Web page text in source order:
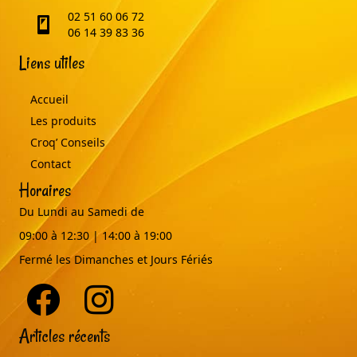
telephone02 51 60 06 72
06 14 39 83 36
Liens utiles
Accueil
Les produits
Croq’ Conseils
Contact
Horaires
Du Lundi au Samedi de
09:00 à 12:30 | 14:00 à 19:00
Fermé les Dimanches et Jours Fériés
Articles récents